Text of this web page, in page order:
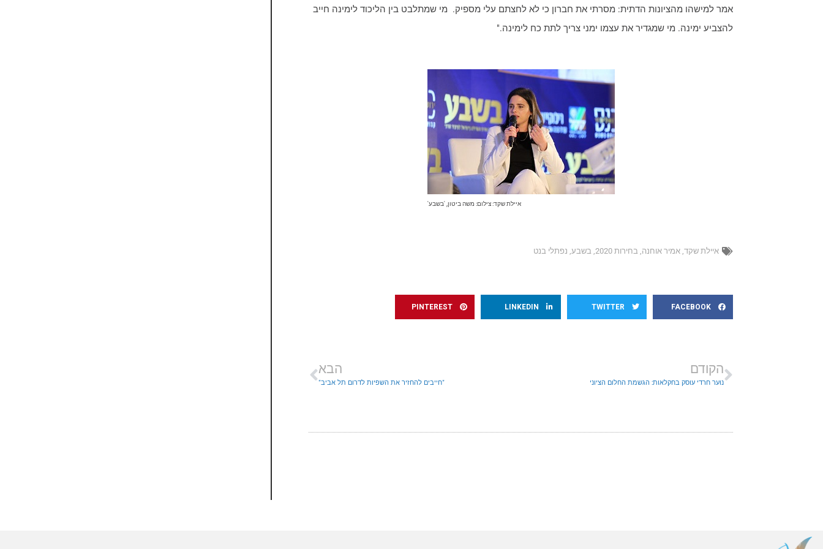
אמר למישהו מהציונות הדתית: מסרתי את חברון כי לא לחצתם עלי מספיק. ​ מי שמתלבט בין הליכוד לימינה חייב
להצביע ימינה. מי שמגדיר את עצמו ימני צריך לתת כח לימינה."
איילת שקד: צילום: משה ביטון, 'בשבע'
איילת שקד, אמיר אוחנה, בחירות 2020 , בשבע, נפתלי בנט
FACEBOOK
TWITTER
LINKEDIN
PINTEREST
הקודם
נוער חרדי עוסק בחקלאות: הגשמת החלום הציוני
הבא
"חייבים להחזיר את השפיות לדרום תל אביב"